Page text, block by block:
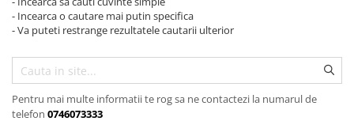
- Incearca o cautare mai putin specifica
- Va puteti restrange rezultatele cautarii ulterior
Pentru mai multe informatii te rog sa ne contactezi la numarul de
telefon 0746073333